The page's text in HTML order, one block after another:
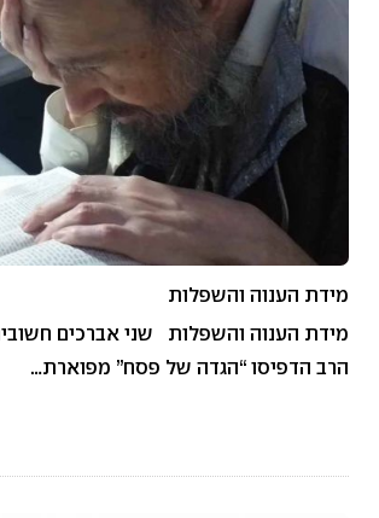
מידת הענוה והשפלות
מידת הענוה והשפלות שני אברכים
הרב הדפיסו “הגדה של פסח” מפוארת…